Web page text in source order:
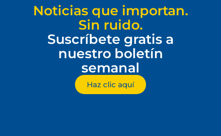
Noticias que importan.
Sin ruido.
Suscríbete gratis a
nuestro boletín
semanal
Haz clic aquí